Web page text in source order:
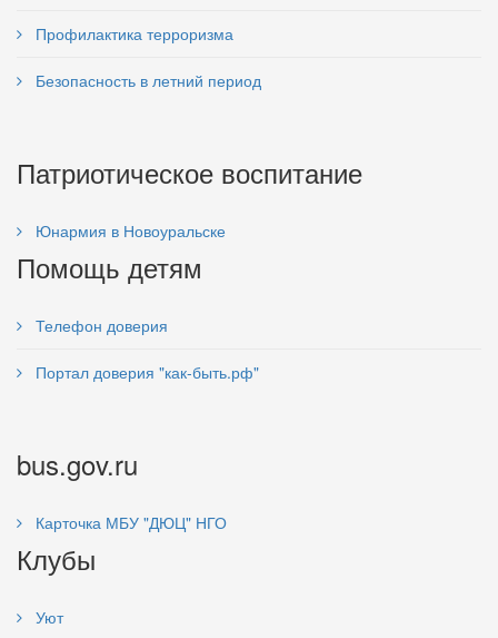
Профилактика терроризма
Безопасность в летний период
Патриотическое воспитание
Юнармия в Новоуральске
Помощь детям
Телефон доверия
Портал доверия "как-быть.рф"
bus.gov.ru
Карточка МБУ "ДЮЦ" НГО
Клубы
Уют